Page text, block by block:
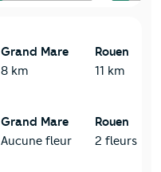
Grand Mare
8 km
Rouen
11 km
Grand Mare
Aucune fleur
Rouen
2 fleurs